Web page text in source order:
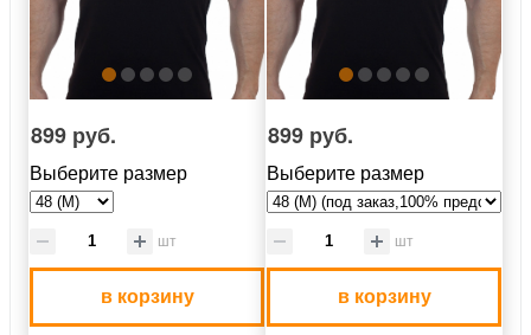
899 руб.
Выберите размер
шт
в корзину
899 руб.
Выберите размер
шт
в корзину